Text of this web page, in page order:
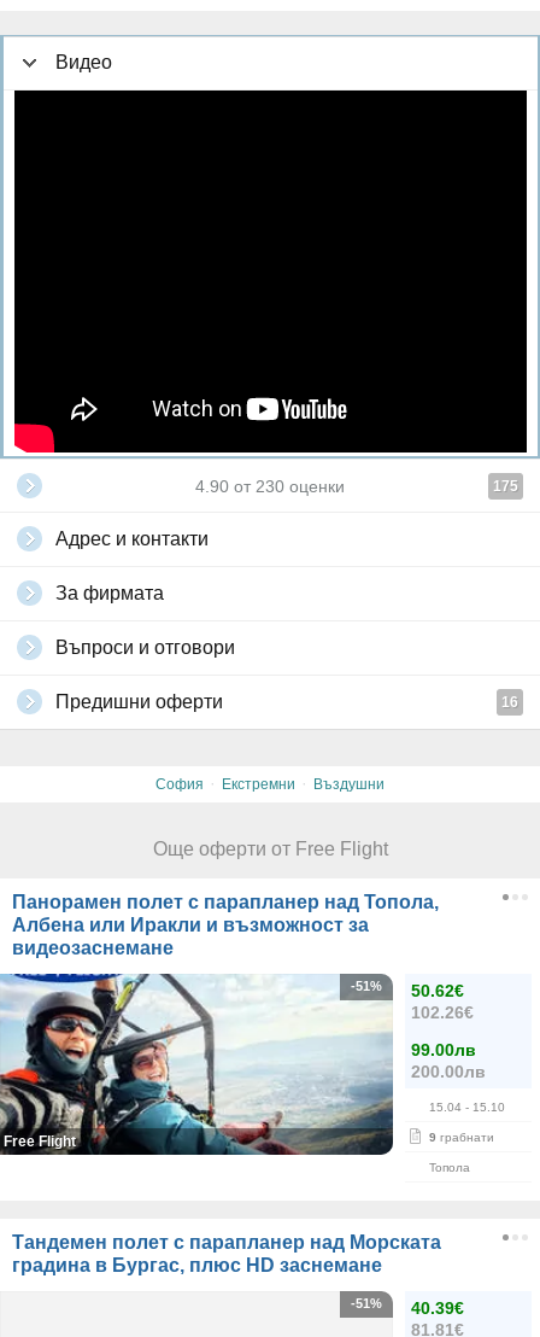
Видео
4.90 от 230 оценки 175
Адрес и контакти
За фирмата
Въпроси и отговори
Предишни оферти 16
София · Екстремни · Въздушни
Още оферти от Free Flight
Панорамен полет с парапланер над Топола,
Албена или Иракли и възможност за
видеозаснемане
50.62€
102.26€
99.00лв
200.00лв
15.04 - 15.10
9 грабнати
Топола
-51%
Free Flight
Тандемен полет с парапланер над Морската
градина в Бургас, плюс HD заснемане
40.39€
81.81€
-51%